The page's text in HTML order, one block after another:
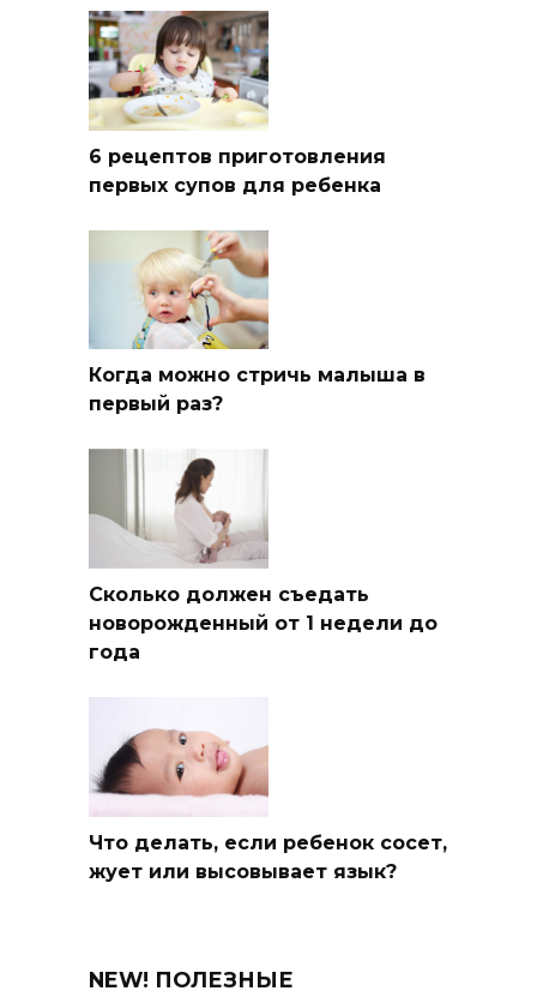
6 рецептов приготовления
первых супов для ребенка
Когда можно стричь малыша в
первый раз?
Сколько должен съедать
новорожденный от 1 недели до
года
Что делать, если ребенок сосет,
жует или высовывает язык?
NEW! ПОЛЕЗНЫЕ